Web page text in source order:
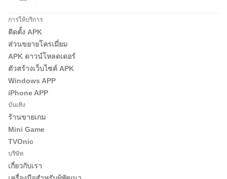
การให้บริการ
ติดตั้ง APK
ส่วนขยายโครเมี่ยม
APK ดาวน์โหลดเดอร์
ตัวสร้างเว็บไซต์ APK
Windows APP
iPhone APP
บันเทิง
ร้านขายเกม
Mini Game
TVOnic
บริษัท
เกี่ยวกับเรา